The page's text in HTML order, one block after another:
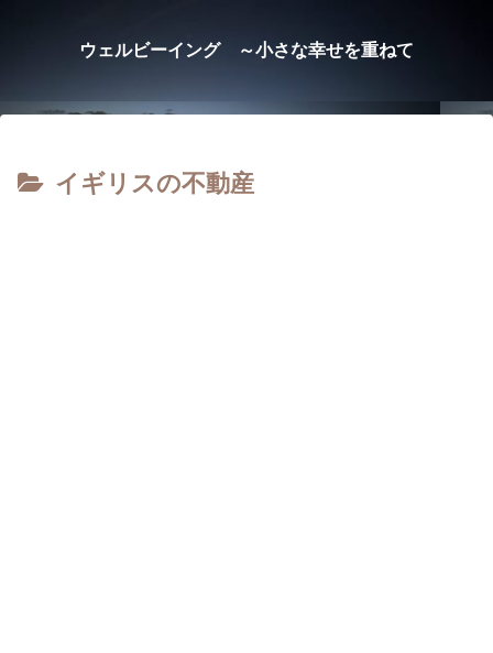
ウェルビーイング ～小さな幸せを重ねて
イギリスの不動産